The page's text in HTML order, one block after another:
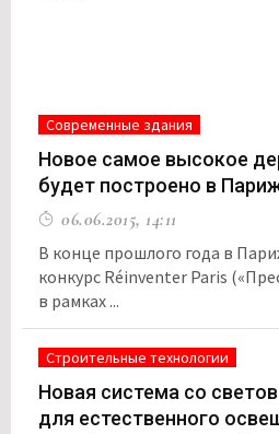
Современные здания
Новое самое высокое
будет построено в
06.06.2015, 14:11
В конце прошлого года в
конкурс Réinventer Paris
в рамках ...
Строительные технологии
Новая система со
для естественного